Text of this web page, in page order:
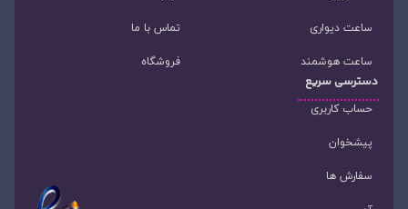
ساعت دیواری
ساعت هوشمند
تماس با ما
فروشگاه
دسترسی سریع
حساب کاربری
پیشخوان
سفارش ها